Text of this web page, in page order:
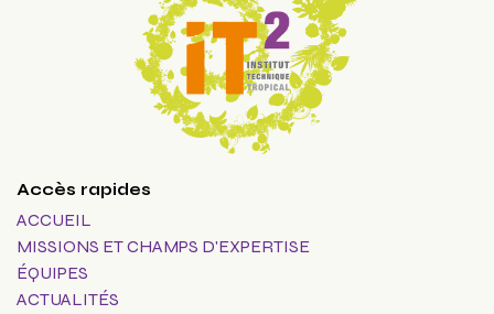
Accès rapides
ACCUEIL
MISSIONS ET CHAMPS D'EXPERTISE
ÉQUIPES
ACTUALITÉS